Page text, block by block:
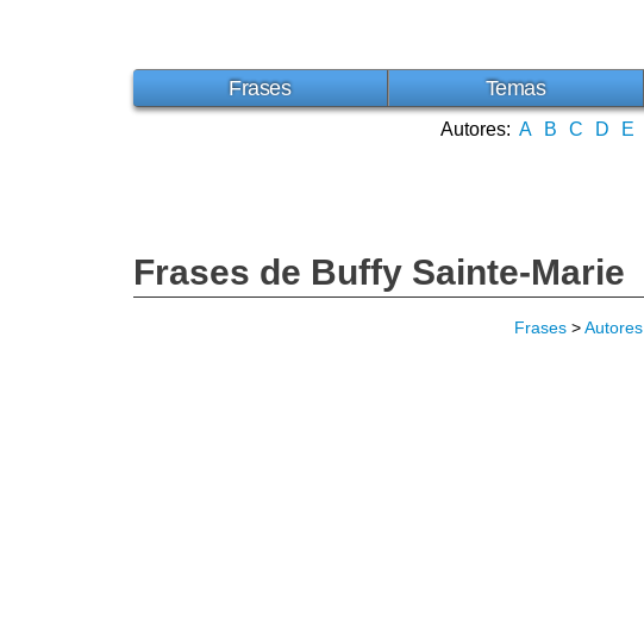
Frases Temas
Autores: A B C D E
Frases de Buffy Sainte-Marie
Frases >Autores